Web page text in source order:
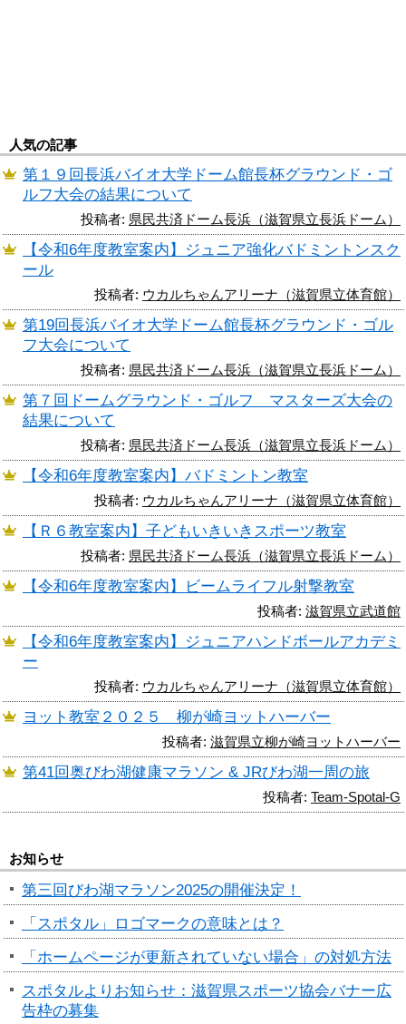
人気の記事
第１９回長浜バイオ大学ドーム館長杯グラウンド・ゴ
ルフ大会の結果について
投稿者: 県民共済ドーム長浜（滋賀県立長浜ドーム）
【令和6年度教室案内】ジュニア強化バドミントンスク
ール
投稿者: ウカルちゃんアリーナ（滋賀県立体育館）
第19回長浜バイオ大学ドーム館長杯グラウンド・ゴル
フ大会について
投稿者: 県民共済ドーム長浜（滋賀県立長浜ドーム）
第７回ドームグラウンド・ゴルフ マスターズ大会の
結果について
投稿者: 県民共済ドーム長浜（滋賀県立長浜ドーム）
【令和6年度教室案内】バドミントン教室
投稿者: ウカルちゃんアリーナ（滋賀県立体育館）
【Ｒ６教室案内】子どもいきいきスポーツ教室
投稿者: 県民共済ドーム長浜（滋賀県立長浜ドーム）
【令和6年度教室案内】ビームライフル射撃教室
投稿者: 滋賀県立武道館
【令和6年度教室案内】ジュニアハンドボールアカデミ
ー
投稿者: ウカルちゃんアリーナ（滋賀県立体育館）
ヨット教室２０２５ 柳が崎ヨットハーバー
投稿者: 滋賀県立柳が崎ヨットハーバー
第41回奥びわ湖健康マラソン & JRびわ湖一周の旅
投稿者: Team-Spotal-G
お知らせ
第三回びわ湖マラソン2025の開催決定！
「スポタル」ロゴマークの意味とは？
「ホームページが更新されていない場合」の対処方法
スポタルよりお知らせ：滋賀県スポーツ協会バナー広
告枠の募集